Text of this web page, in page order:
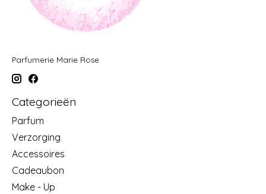
Parfumerie Marie Rose
Categorieën
Parfum
Verzorging
Accessoires
Cadeaubon
Make - Up